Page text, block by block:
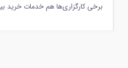
برخی کارگزاری‌ها هم خدمات خرید